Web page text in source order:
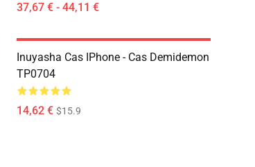
37,67 € - 44,11 €
Inuyasha Cas IPhone - Cas Demidemon
TP0704
14,62 € $15.9